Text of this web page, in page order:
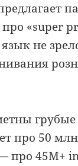
«super
не
про 50
про 45M+